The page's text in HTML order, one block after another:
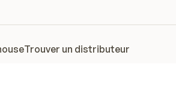
Trouver un distributeur